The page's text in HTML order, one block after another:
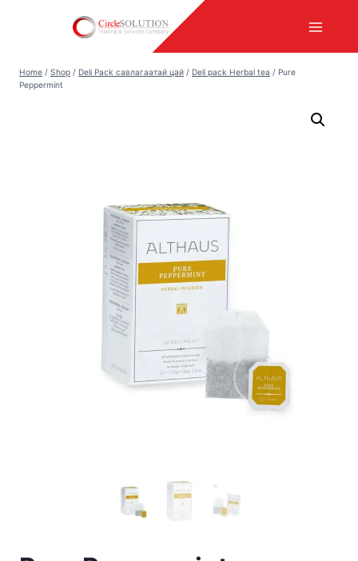
Home / Shop / Deli Pack савлагаатай цай / Deli pack Herbal tea / Pure
Peppermint